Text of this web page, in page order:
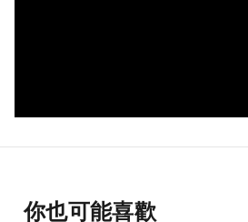
你也可能喜歡